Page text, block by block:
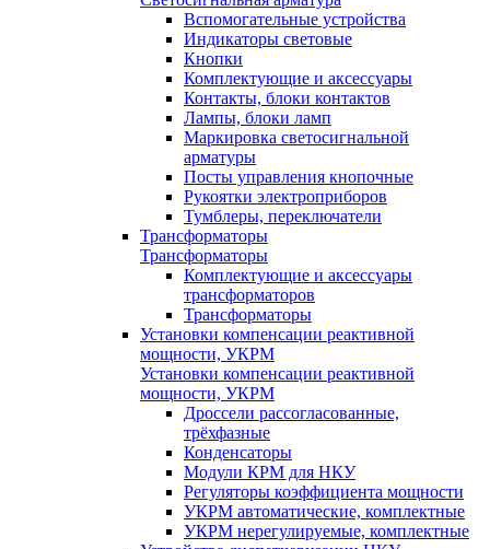
Вспомогательные устройства
Индикаторы световые
Кнопки
Комплектующие и аксессуары
Контакты, блоки контактов
Лампы, блоки ламп
Маркировка светосигнальной
арматуры
Посты управления кнопочные
Рукоятки электроприборов
Тумблеры, переключатели
Трансформаторы
Трансформаторы
Комплектующие и аксессуары
трансформаторов
Трансформаторы
Установки компенсации реактивной
мощности, УКРМ
Установки компенсации реактивной
мощности, УКРМ
Дроссели рассогласованные,
трёхфазные
Конденсаторы
Модули КРМ для НКУ
Регуляторы коэффициента мощности
УКРМ автоматические, комплектные
УКРМ нерегулируемые, комплектные